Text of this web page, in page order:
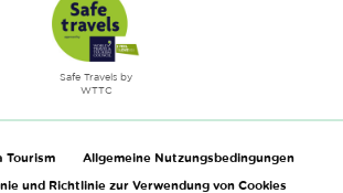
Safe Travels by
WTTC
Tourism
Allgemeine Nutzungsbedingungen
und Richtlinie zur Verwendung von Cookies